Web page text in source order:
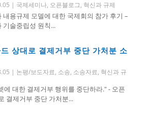
| 국제세미나, 오픈블로그, 혁신과 규제
내용규제 모델에 대한 국제회의 참가 후기 –
기술중립성 원칙...
상대로 결제거부 중단 가처분 소
| 논평/보도자료, 소송, 소송자료, 혁신과 규
에 대한 결제거부 행위를 중단하라." - 오픈
결제거부 중단 가처분...